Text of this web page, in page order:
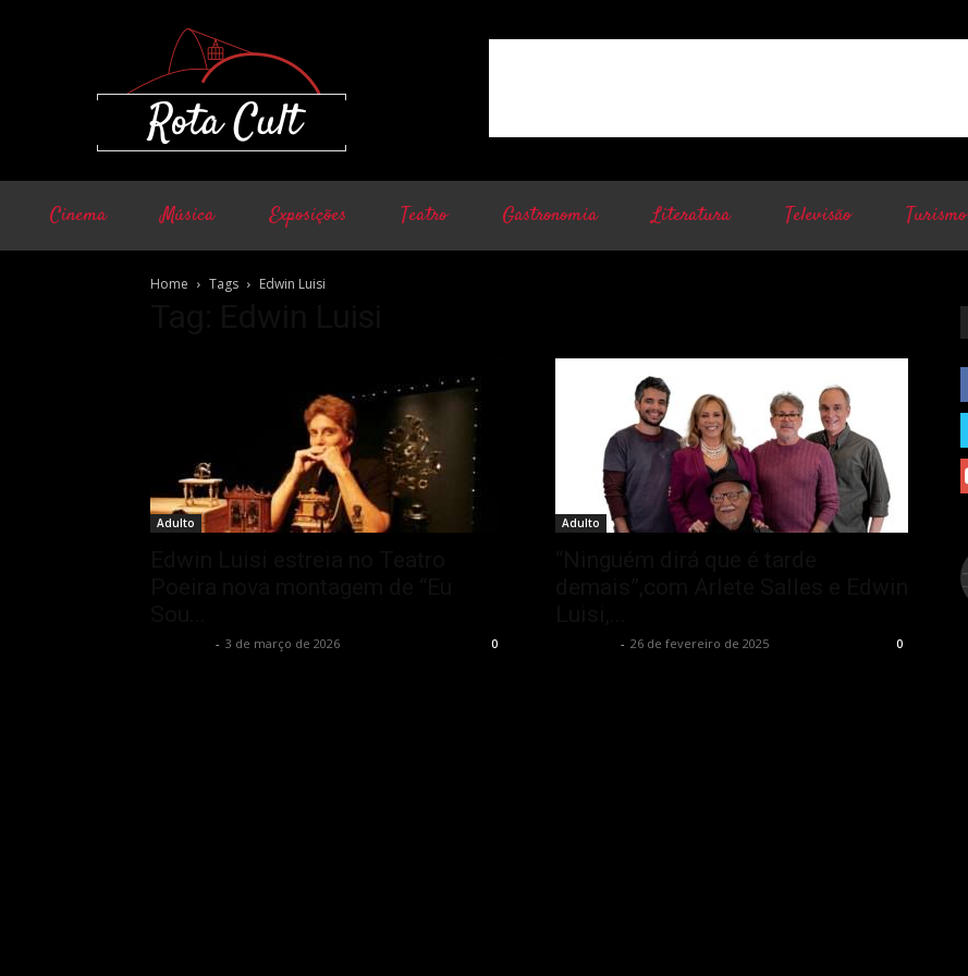
Cinema Música Exposições Teatro Gastronomia Literatura Televisão Turismo
Home Tags Edwin Luisi
Adulto
- 3 de março de 2026 0
Adulto
- 26 de fevereiro de 2025 0